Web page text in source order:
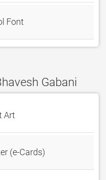
Font
Gabani
Art
(e-Cards)